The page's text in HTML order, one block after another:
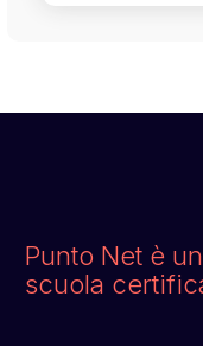
Punto Net è
scuola